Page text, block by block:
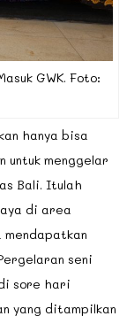
GWK. Foto:
hanya bisa
untuk menggelar
Bali. Itulah
di area
mendapatkan
seni
sore hari
yang ditampilkan